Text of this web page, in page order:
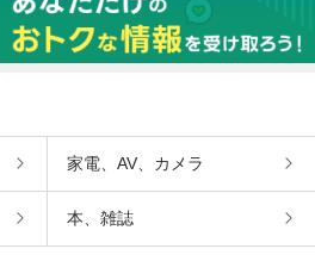
家電、AV、カメラ
本、雑誌